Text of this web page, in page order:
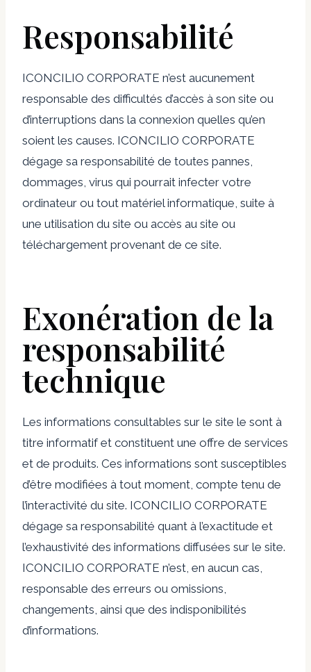
Responsabilité
ICONCILIO CORPORATE n’est aucunement
responsable des difficultés d’accès à son site ou
d’interruptions dans la connexion quelles qu’en
soient les causes. ICONCILIO CORPORATE
dégage sa responsabilité de toutes pannes,
dommages, virus qui pourrait infecter votre
ordinateur ou tout matériel informatique, suite à
une utilisation du site ou accès au site ou
téléchargement provenant de ce site.
Exonération de la
responsabilité
technique
Les informations consultables sur le site le sont à
titre informatif et constituent une offre de services
et de produits. Ces informations sont susceptibles
d’être modifiées à tout moment, compte tenu de
l’interactivité du site. ICONCILIO CORPORATE
dégage sa responsabilité quant à l’exactitude et
l’exhaustivité des informations diffusées sur le site.
ICONCILIO CORPORATE n’est, en aucun cas,
responsable des erreurs ou omissions,
changements, ainsi que des indisponibilités
d’informations.